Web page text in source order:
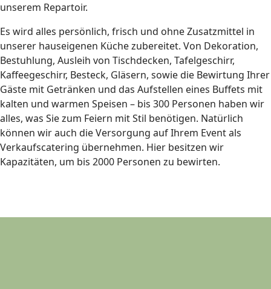
unserem Repartoir.
Es wird alles persönlich, frisch und ohne Zusatzmittel in
unserer hauseigenen Küche zubereitet. Von Dekoration,
Bestuhlung, Ausleih von Tischdecken, Tafelgeschirr,
Kaffeegeschirr, Besteck, Gläsern, sowie die Bewirtung Ihrer
Gäste mit Getränken und das Aufstellen eines Buffets mit
kalten und warmen Speisen – bis 300 Personen haben wir
alles, was Sie zum Feiern mit Stil benötigen. Natürlich
können wir auch die Versorgung auf Ihrem Event als
Verkaufscatering übernehmen. Hier besitzen wir
Kapazitäten, um bis 2000 Personen zu bewirten.